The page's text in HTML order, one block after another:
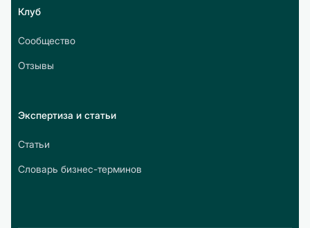
Клуб
Сообщество
Отзывы
Экспертиза и статьи
Статьи
Словарь бизнес-терминов